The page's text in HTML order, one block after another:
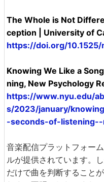
The Whole is Not
ception | University of
https://doi.org/
Knowing We Like a
ning, New Psychology
https://www.nyu.edu/
s/2023/january/
-seconds-of-
音楽配信プラットフォー
ルが提供されています。
だけで曲を判断すること